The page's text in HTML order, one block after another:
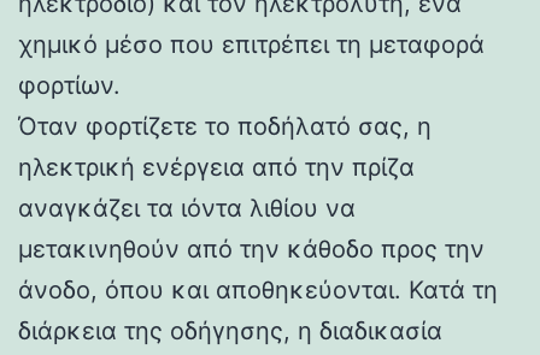
χημικό μέσο που επιτρέπει τη μεταφορά
φορτίων.
Όταν φορτίζετε το ποδήλατό σας, η
ηλεκτρική ενέργεια από την πρίζα
αναγκάζει τα ιόντα λιθίου να
μετακινηθούν από την κάθοδο προς την
άνοδο, όπου και αποθηκεύονται. Κατά τη
διάρκεια της οδήγησης, η διαδικασία